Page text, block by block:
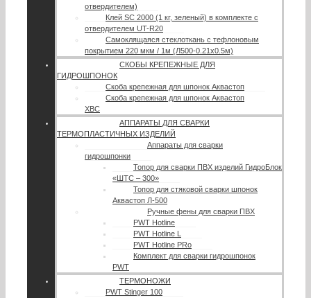
отвердителем)
Клей SC 2000 (1 кг, зеленый) в комплекте с
отвердителем UT-R20
Самоклящаяся стеклоткань с тефлоновым
покрытием 220 мкм / 1м (Л500-0.21х0.5м)
СКОБЫ КРЕПЕЖНЫЕ ДЛЯ
ГИДРОШПОНОК
Скоба крепежная для шпонок Аквастоп
Скоба крепежная для шпонок Аквастоп
ХВС
АППАРАТЫ ДЛЯ СВАРКИ
ТЕРМОПЛАСТИЧНЫХ ИЗДЕЛИЙ
Аппараты для сварки
гидрошпонки
Топор для сварки ПВХ изделий ГидроБлок
«ШТС – 300»
Топор для стяковой сварки шпонок
Аквастоп Л-500
Ручные фены для сварки ПВХ
PWT Hotline
PWT Hotline L
PWT Hotline PRo
Комплект для сварки гидрошпонок
PWT
ТЕРМОНОЖИ
PWT Stinger 100